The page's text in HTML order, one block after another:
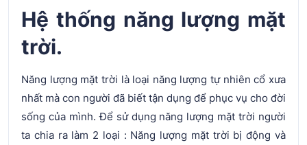
Hệ thống năng lượng mặt
trời.
Năng lượng mặt trời là loại năng lượng tự nhiên cổ xưa
nhất mà con người đã biết tận dụng để phục vụ cho đời
sống của mình. Để sử dụng năng lượng mặt trời người
ta chia ra làm 2 loại : Năng lượng mặt trời bị động và